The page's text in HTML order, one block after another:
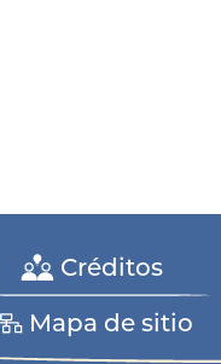
Créditos
Mapa de sitio